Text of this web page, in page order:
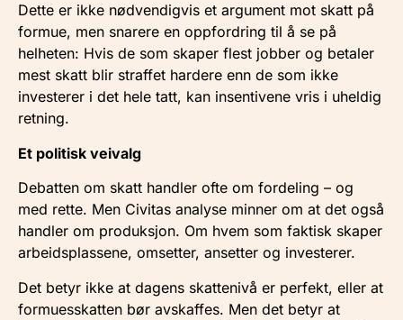
Dette er ikke nødvendigvis et argument mot skatt på
formue, men snarere en oppfordring til å se på
helheten: Hvis de som skaper flest jobber og betaler
mest skatt blir straffet hardere enn de som ikke
investerer i det hele tatt, kan insentivene vris i uheldig
retning.
Et politisk veivalg
Debatten om skatt handler ofte om fordeling – og
med rette. Men Civitas analyse minner om at det også
handler om produksjon. Om hvem som faktisk skaper
arbeidsplassene, omsetter, ansetter og investerer.
Det betyr ikke at dagens skattenivå er perfekt, eller at
formuesskatten bør avskaffes. Men det betyr at